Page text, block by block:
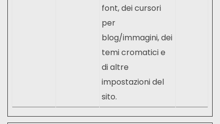
font, dei cursori
per
blog/immagini, dei
temi cromatici e
di altre
impostazioni del
sito.